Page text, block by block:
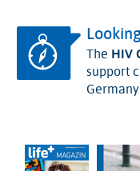
The HIV
support